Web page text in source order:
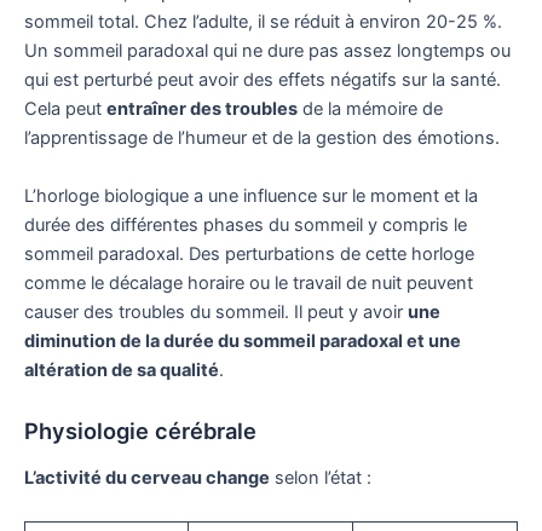
sommeil total. Chez l’adulte, il se réduit à environ 20-25 %.
Un sommeil paradoxal qui ne dure pas assez longtemps ou
qui est perturbé peut avoir des effets négatifs sur la santé.
Cela peut entraîner des troubles de la mémoire de
l’apprentissage de l’humeur et de la gestion des émotions.
L’horloge biologique a une influence sur le moment et la
durée des différentes phases du sommeil y compris le
sommeil paradoxal. Des perturbations de cette horloge
comme le décalage horaire ou le travail de nuit peuvent
causer des troubles du sommeil. Il peut y avoir une
diminution de la durée du sommeil paradoxal et une
altération de sa qualité.
Physiologie cérébrale
L’activité du cerveau change selon l’état :